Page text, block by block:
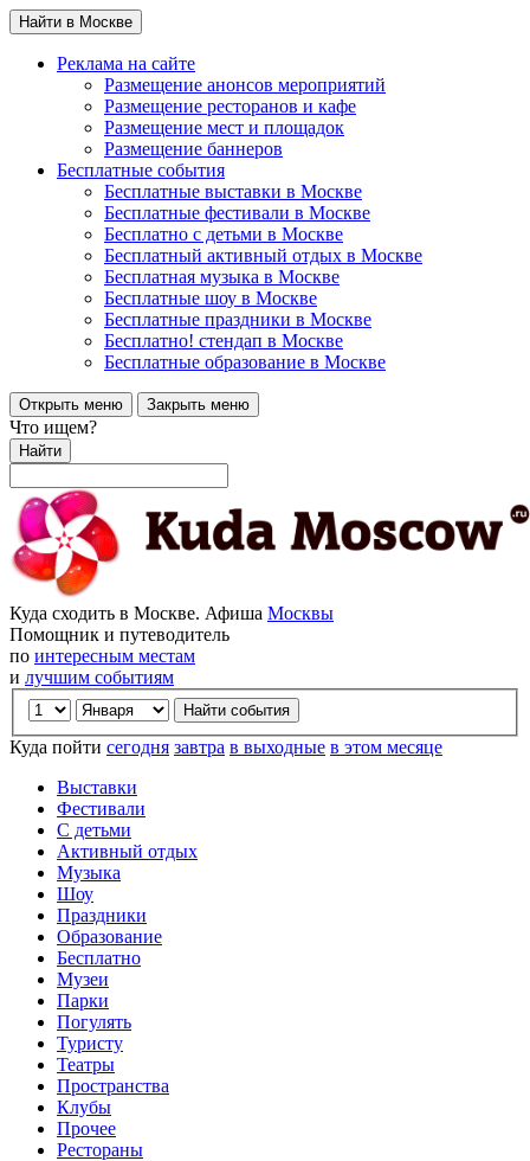
Найти в Москве
Реклама на сайте
Размещение анонсов мероприятий
Размещение ресторанов и кафе
Размещение мест и площадок
Размещение баннеров
Бесплатные события
Бесплатные выставки в Москве
Бесплатные фестивали в Москве
Бесплатно с детьми в Москве
Бесплатный активный отдых в Москве
Бесплатная музыка в Москве
Бесплатные шоу в Москве
Бесплатные праздники в Москве
Бесплатно! стендап в Москве
Бесплатные образование в Москве
Открыть меню Закрыть меню
Что ищем?
Найти
Куда сходить в Москве. Афиша Москвы
Помощник и путеводитель
по интересным местам
и лучшим событиям
Куда пойти сегодня завтра в выходные в этом месяце
Выставки
Фестивали
С детьми
Активный отдых
Музыка
Шоу
Праздники
Образование
Бесплатно
Музеи
Парки
Погулять
Туристу
Театры
Пространства
Клубы
Прочее
Рестораны